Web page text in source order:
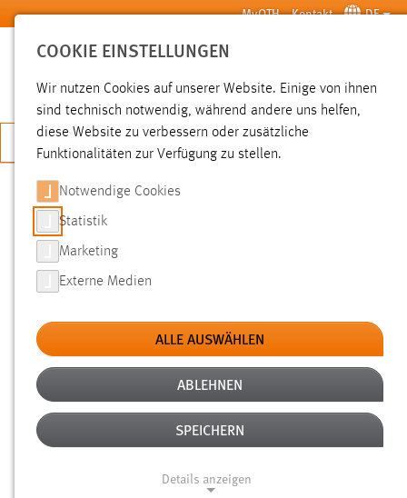
Zum Hauptinhalt springen MyOTH Kontakt DE
SUCHE
JETZT BEWERBEN
SUCHE
FILTER
Typ
Erstellungsdatum
Alter
COOKIE EINSTELLUNGEN
Wir nutzen Cookies auf unserer Website. Einige von ihnen
sind technisch notwendig, während andere uns helfen,
diese Website zu verbessern oder zusätzliche
Funktionalitäten zur Verfügung zu stellen.
Notwendige Cookies
Statistik
Marketing
Externe Medien
ALLE AUSWÄHLEN
ABLEHNEN
SPEICHERN
Details anzeigen